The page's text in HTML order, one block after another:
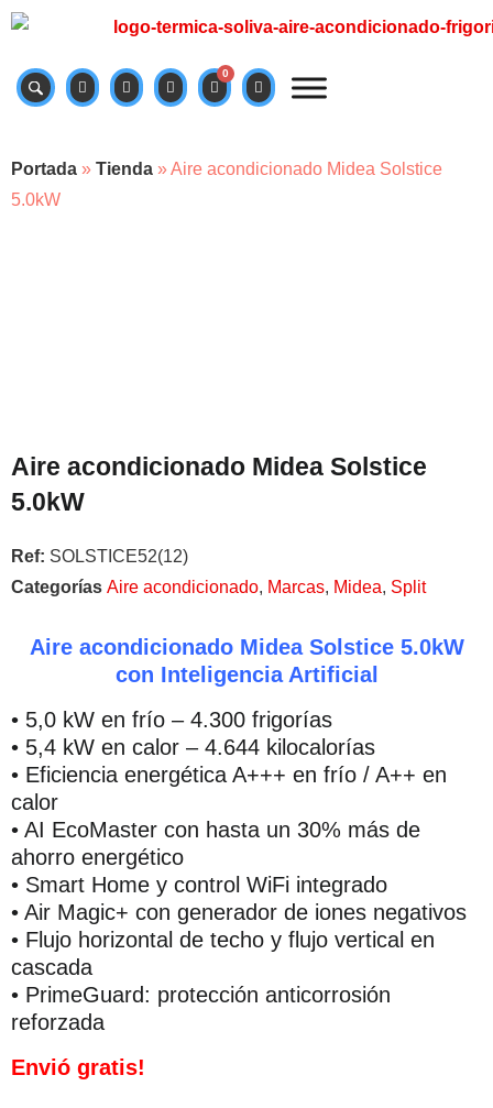
0
Portada » Tienda »Aire acondicionado Midea Solstice
5.0kW
Aire acondicionado Midea Solstice
5.0kW
Ref: SOLSTICE52(12)
Categorías Aire acondicionado, Marcas, Midea, Split
Aire acondicionado Midea Solstice 5.0kW
con Inteligencia Artificial
• 5,0 kW en frío – 4.300 frigorías
• 5,4 kW en calor – 4.644 kilocalorías
• Eficiencia energética A+++ en frío / A++ en
calor
• AI EcoMaster con hasta un 30% más de
ahorro energético
• Smart Home y control WiFi integrado
• Air Magic+ con generador de iones negativos
• Flujo horizontal de techo y flujo vertical en
cascada
• PrimeGuard: protección anticorrosión
reforzada
Envió gratis!